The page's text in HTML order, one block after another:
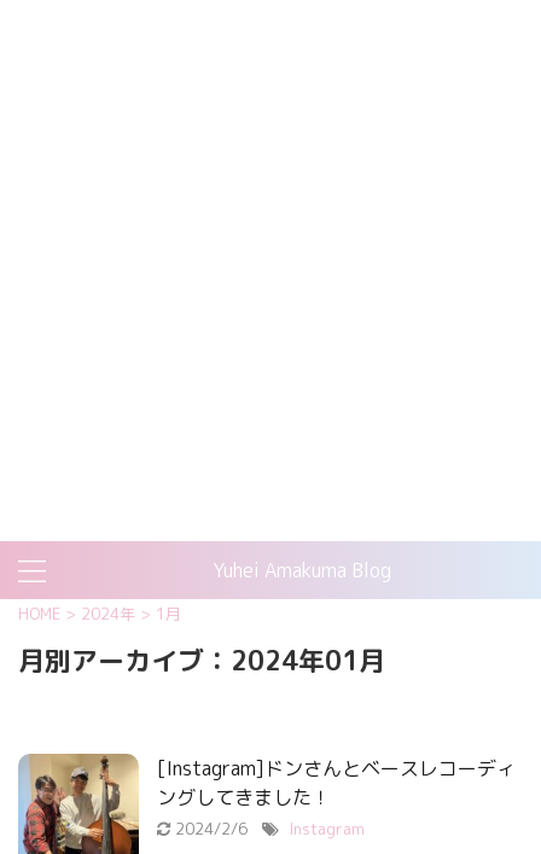
Yuhei Amakuma Blog
HOME > 2024年 > 1月
月別アーカイブ：2024年01月
[Instagram]ドンさんとベースレコーディ
ングしてきました！
2024/2/6
Instagram